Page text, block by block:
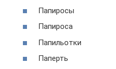
Папиросы
Папироса
Папильотки
Паперть